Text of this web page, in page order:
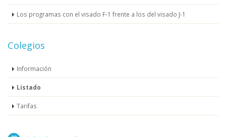
Los programas con el visado F-1 frente a los del visado J-1
Colegios
Información
Listado
Tarifas